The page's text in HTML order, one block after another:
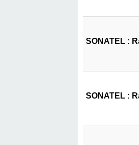
SONATEL :
SONATEL :